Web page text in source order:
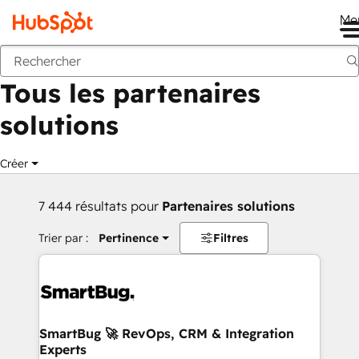
Retour
Tous les partenaires
solutions
Créer
7 444 résultats pour Partenaires solutions
Trier par : Pertinence Filtres
SmartBug 🚀 RevOps, CRM & Integration
Experts